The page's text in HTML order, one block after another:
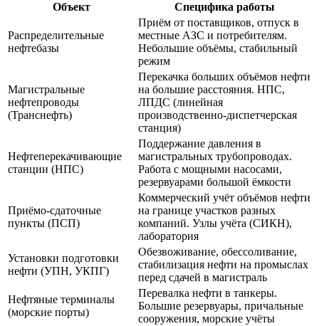
Объект Специфика работы
Распределительные
нефтебазы
Приём от поставщиков, отпуск в
местные АЗС и потребителям.
Небольшие объёмы, стабильный
режим
Магистральные
нефтепроводы
(Транснефть)
Перекачка больших объёмов нефти
на большие расстояния. НПС,
ЛПДС (линейная
производственно-диспетчерская
станция)
Нефтеперекачивающие
станции (НПС)
Поддержание давления в
магистральных трубопроводах.
Работа с мощными насосами,
резервуарами большой ёмкости
Приёмо-сдаточные
пункты (ПСП)
Коммерческий учёт объёмов нефти
на границе участков разных
компаний. Узлы учёта (СИКН),
лаборатория
Установки подготовки
нефти (УПН, УКПГ)
Обезвоживание, обессоливание,
стабилизация нефти на промыслах
перед сдачей в магистраль
Нефтяные терминалы
(морские порты)
Перевалка нефти в танкеры.
Большие резервуары, причальные
сооружения, морские учёты